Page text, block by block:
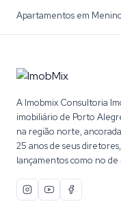
Apartamentos em
A Imobmix Consultoria
imobiliário de Porto
na região norte,
25 anos de seus
lançamentos como no